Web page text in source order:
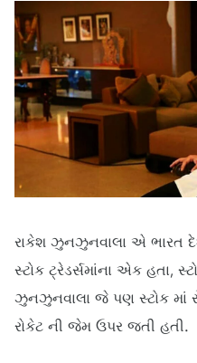
રાકેશ ઝુનઝુનવાલા એ ભારત
સ્ટોક ટ્રેડર્સમાંના એક હતા,
ઝુનઝુનવાલા જે પણ સ્ટોક માં
રોકેટ ની જેમ ઉપર જતી હતી.